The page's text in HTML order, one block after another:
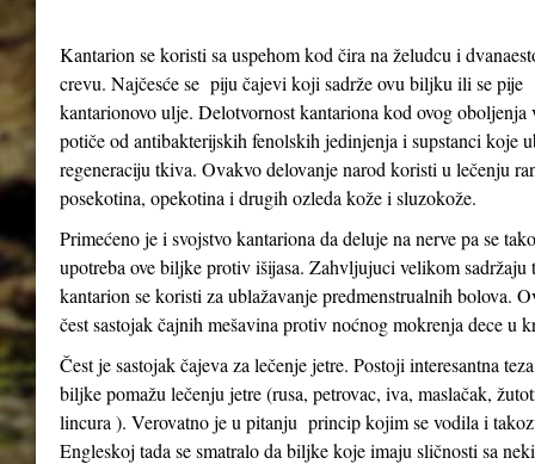
Kantarion se koristi sa uspehom kod čira na želudcu i
crevu. Najčesće se piju čajevi koji sadrže ovu biljku ili se pije
kantarionovo ulje. Delotvornost kantariona kod ovog oboljenja
potiče od antibakterijskih fenolskih jedinjenja i supstanci koje
regeneraciju tkiva. Ovakvo delovanje narod koristi u lečenju
posekotina, opekotina i drugih ozleda kože i sluzokože.
Primećeno je i svojstvo kantariona da deluje na nerve pa se
upotreba ove biljke protiv išijasa. Zahvljujuci velikom sadržaju
kantarion se koristi za ublažavanje predmenstrualnih bolova.
čest sastojak čajnih mešavina protiv noćnog mokrenja dece u
Čest je sastojak čajeva za lečenje jetre. Postoji interesantna
biljke pomažu lečenju jetre (rusa, petrovac, iva, maslačak,
lincura ). Verovatno je u pitanju princip kojim se vodila i
Engleskoj tada se smatralo da biljke koje imaju sličnosti sa